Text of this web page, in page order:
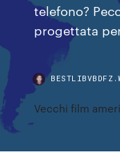
telefono?
progettata
Vecchi film